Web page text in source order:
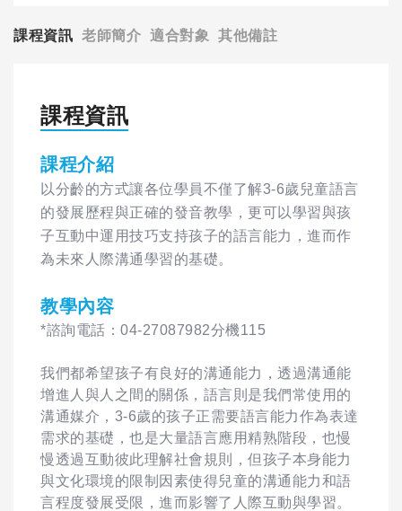
課程資訊 老師簡介 適合對象 其他備註
課程資訊
課程介紹
以分齡的方式讓各位學員不僅了解3-6歲兒童語言
的發展歷程與正確的發音教學，更可以學習與孩
子互動中運用技巧支持孩子的語言能力，進而作
為未來人際溝通學習的基礎。
教學內容
*諮詢電話：04-27087982分機115
我們都希望孩子有良好的溝通能力，透過溝通能
增進人與人之間的關係，語言則是我們常使用的
溝通媒介，3-6歲的孩子正需要語言能力作為表達
需求的基礎，也是大量語言應用精熟階段，也慢
慢透過互動彼此理解社會規則，但孩子本身能力
與文化環境的限制因素使得兒童的溝通能力和語
言程度發展受限，進而影響了人際互動與學習。